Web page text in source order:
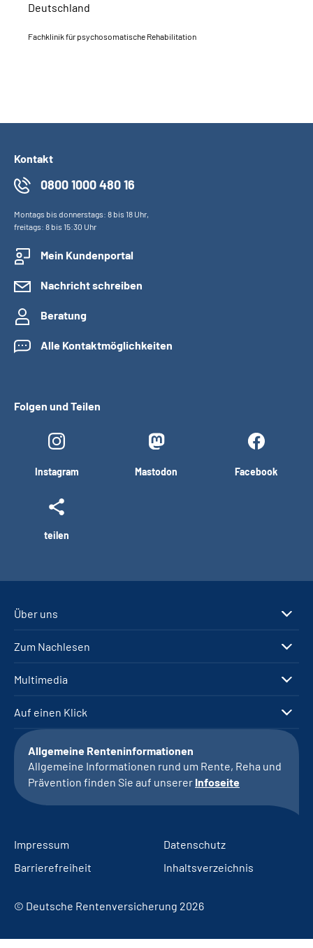
Deutschland
Fachklinik für psychosomatische Rehabilitation
Kontakt
0800 1000 480 16
Montags bis donnerstags: 8 bis 18 Uhr,
freitags: 8 bis 15:30 Uhr
Mein Kundenportal
Nachricht schreiben
Beratung
Alle Kontaktmöglichkeiten
Folgen und Teilen
Instagram Mastodon Facebook
teilen
Über uns
Zum Nachlesen
Multimedia
Auf einen Klick
Allgemeine Renteninformationen
Allgemeine Informationen rund um Rente, Reha und
Prävention finden Sie auf unserer Infoseite
Impressum
Datenschutz
Barrierefreiheit
Inhaltsverzeichnis
© Deutsche Rentenversicherung 2026